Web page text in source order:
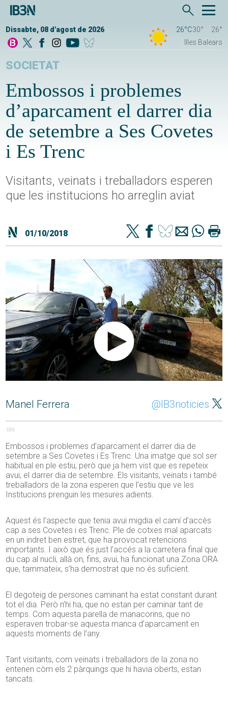
Dissabte, 08 d'agost de 2026 26°C30°
26°
Illes Balears
SOCIETAT
Embossos i problemes
d’aparcament el darrer dia
de setembre a Ses Covetes
i Es Trenc
Visitants, veinats i treballadors esperen
que les institucions ho arreglin aviat
01/10/2018
Manel Ferrera @IB3noticies
189
Embossos i problemes d’aparcament el darrer dia de
setembre a Ses Covetes i Es Trenc. Una imatge que sol ser
habitual en ple estiu, però que ja hem vist que es repeteix
avui, el darrer dia de setembre. Els visitants, veïnats i també
treballadors de la zona esperen que l’estiu que ve les
Institucions prenguin les mesures adients.
Aquest és l’aspecte que tenia avui migdia el camí d’accès
cap a ses Covetes i es Trenc. Ple de cotxes mal aparcats
en un indret ben estret, que ha provocat retencions
importants. I això que és just l’accés a la carretera final que
du cap al nucli, allà on, fins, avui, ha funcionat una Zona ORA
que, tammateix, s’ha demostrat que no és suficient.
El degoteig de persones caminant ha estat constant durant
tot el dia. Però n’hi ha, que no estan per caminar tant de
temps. Com aquesta parella de manacorins, que no
esperaven trobar-se aquesta manca d’aparcament en
aquests moments de l’any.
Tant visitants, com veïnats i treballadors de la zona no
entenen còm els 2 pàrquings que hi havia oberts, estan
tancats.